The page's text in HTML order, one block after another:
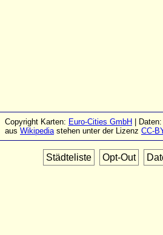
Copyright Karten: Euro-Cities GmbH | Daten:
aus Wikipediastehen unter der Lizenz CC-
Städteliste Opt-Out